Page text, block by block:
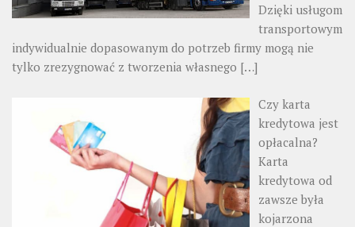
Dzięki usługom
transportowym
indywidualnie dopasowanym do potrzeb firmy mogą nie
tylko zrezygnować z tworzenia własnego […]
Czy karta
kredytowa jest
opłacalna?
Karta
kredytowa od
zawsze była
kojarzona